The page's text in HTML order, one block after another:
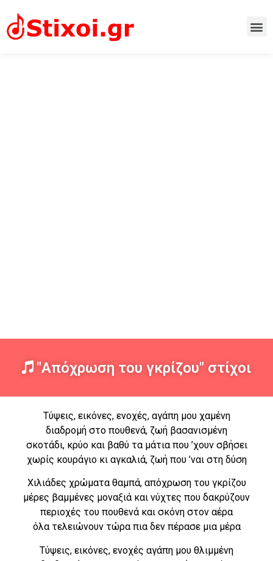
"Απόχρωση του γκρίζου" στίχοι
Τύψεις, εικόνες, ενοχές, αγάπη μου χαμένη
διαδρομή στο πουθενά, ζωή βασανισμένη
σκοτάδι, κρύο και βαθύ τα μάτια που ’χουν σβήσει
χωρίς κουράγιο κι αγκαλιά, ζωή που ’ναι στη δύση
Χιλιάδες χρώματα θαμπά, απόχρωση του γκρίζου
μέρες βαμμένες μοναξιά και νύχτες που δακρύζουν
περιοχές του πουθενά και σκόνη στον αέρα
όλα τελειώνουν τώρα πια δεν πέρασε μια μέρα
Τύψεις, εικόνες, ενοχές αγάπη μου θλιμμένη